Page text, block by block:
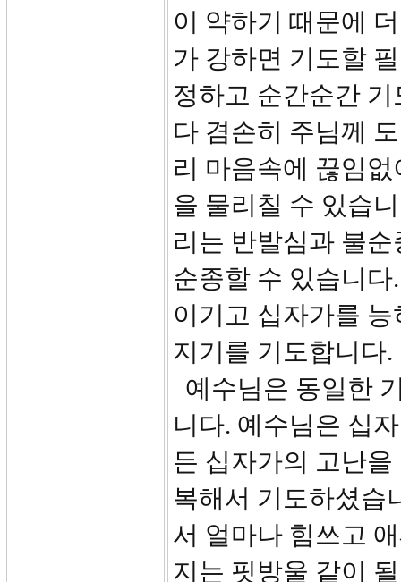
이 약하기 때문에
가 강하면 기도할
정하고 순간순간
다 겸손히 주님께
리 마음속에 끊임
을 물리칠 수 있습
리는 반발심과 불
순종할 수 있습니
이기고 십자가를
지기를 기도합니다.
예수님은 동일한
니다. 예수님은 십
든 십자가의 고난
복해서 기도하셨습
서 얼마나 힘쓰고
지는 핏방울 같이